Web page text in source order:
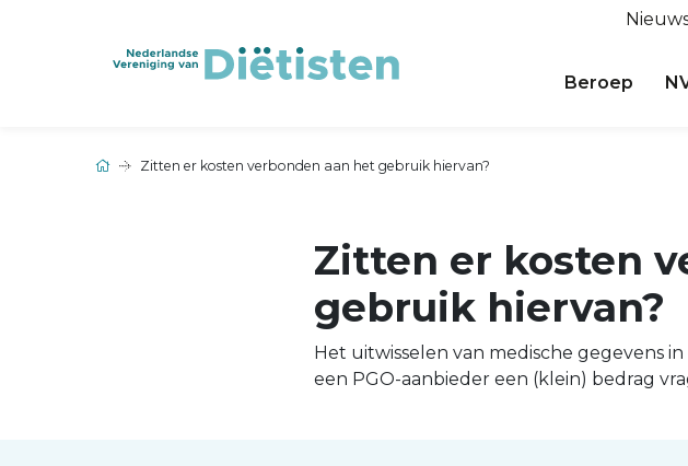
Beroep
Zitten er kosten verbonden aan het gebruik hiervan?
Zitten er kosten
gebruik hiervan?
Het uitwisselen van medische gegevens
een PGO-aanbieder een (klein) bedrag